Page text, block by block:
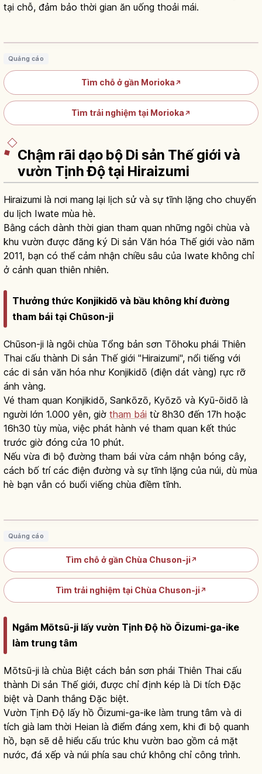
tại chỗ, đảm bảo thời gian ăn uống thoải mái.
Wanko Soba ở Iwate: ~15 bát = 1 Kake
Quảng cáo
Tìm chỗ ở gần Morioka ↗
Tìm trải nghiệm tại Morioka ↗
Chậm rãi dạo bộ Di sản Thế giới và
vườn Tịnh Độ tại Hiraizumi
Hiraizumi là nơi mang lại lịch sử và sự tĩnh lặng cho chuyến
du lịch Iwate mùa hè.
Bằng cách dành thời gian tham quan những ngôi chùa và
khu vườn được đăng ký Di sản Văn hóa Thế giới vào năm
2011, bạn có thể cảm nhận chiều sâu của Iwate không chỉ
ở cảnh quan thiên nhiên.
Thưởng thức Konjikidō và bầu không khí đường
tham bái tại Chūson-ji
Chūson-ji là ngôi chùa Tổng bản sơn Tōhoku phái Thiên
Thai cấu thành Di sản Thế giới "Hiraizumi", nổi tiếng với
các di sản văn hóa như Konjikidō (điện dát vàng) rực rỡ
ánh vàng.
Vé tham quan Konjikidō, Sankōzō, Kyōzō và Kyū-ōidō là
người lớn 1.000 yên, giờ tham bái từ 8h30 đến 17h hoặc
16h30 tùy mùa, việc phát hành vé tham quan kết thúc
trước giờ đóng cửa 10 phút.
Nếu vừa đi bộ đường tham bái vừa cảm nhận bóng cây,
cách bố trí các điện đường và sự tĩnh lặng của núi, dù mùa
hè bạn vẫn có buổi viếng chùa điềm tĩnh.
Chusonji ở Hiraizumi, Iwate: konjikido
Quảng cáo
Tìm chỗ ở gần Chùa Chuson-ji↗
Tìm trải nghiệm tại Chùa Chuson-ji↗
Ngắm Mōtsū-ji lấy vườn Tịnh Độ hồ Ōizumi-ga-ike
làm trung tâm
Mōtsū-ji là chùa Biệt cách bản sơn phái Thiên Thai cấu
thành Di sản Thế giới, được chỉ định kép là Di tích Đặc
biệt và Danh thắng Đặc biệt.
Vườn Tịnh Độ lấy hồ Ōizumi-ga-ike làm trung tâm và di
tích già lam thời Heian là điểm đáng xem, khi đi bộ quanh
hồ, bạn sẽ dễ hiểu cấu trúc khu vườn bao gồm cả mặt
nước, đá xếp và núi phía sau chứ không chỉ công trình.
Chùa Motsuji ở Hiraizumi: vườn tịnh độ